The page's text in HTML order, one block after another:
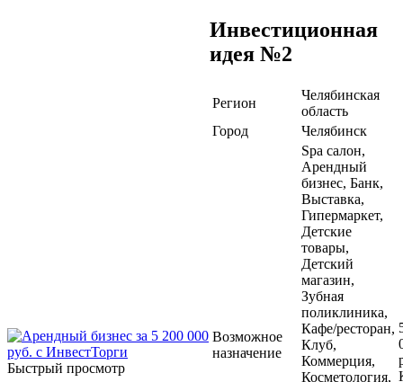
Быстрый просмотр
Инвестиционная
идея №2
Регион
Челябинская
область
Город
Челябинск
Возможное
назначение
Spa салон,
Арендный
бизнес, Банк,
Выставка,
Гипермаркет,
Детские
товары,
Детский
магазин,
Зубная
поликлиника,
Кафе/ресторан,
Клуб,
Коммерция,
Косметология,